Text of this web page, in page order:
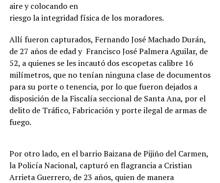
aire y colocando en
riesgo la integridad física de los moradores.
Allí fueron capturados, Fernando José Machado Durán,
de 27 años de edad y Francisco José Palmera Aguilar, de
52, a quienes se les incautó dos escopetas calibre 16
milímetros, que no tenían ninguna clase de documentos
para su porte o tenencia, por lo que fueron dejados a
disposición de la Fiscalía seccional de Santa Ana, por el
delito de Tráfico, Fabricación y porte ilegal de armas de
fuego.
Por otro lado, en el barrio Baizana de Pijiño del Carmen,
la Policía Nacional, capturó en flagrancia a Cristian
Arrieta Guerrero, de 23 años, quien de manera